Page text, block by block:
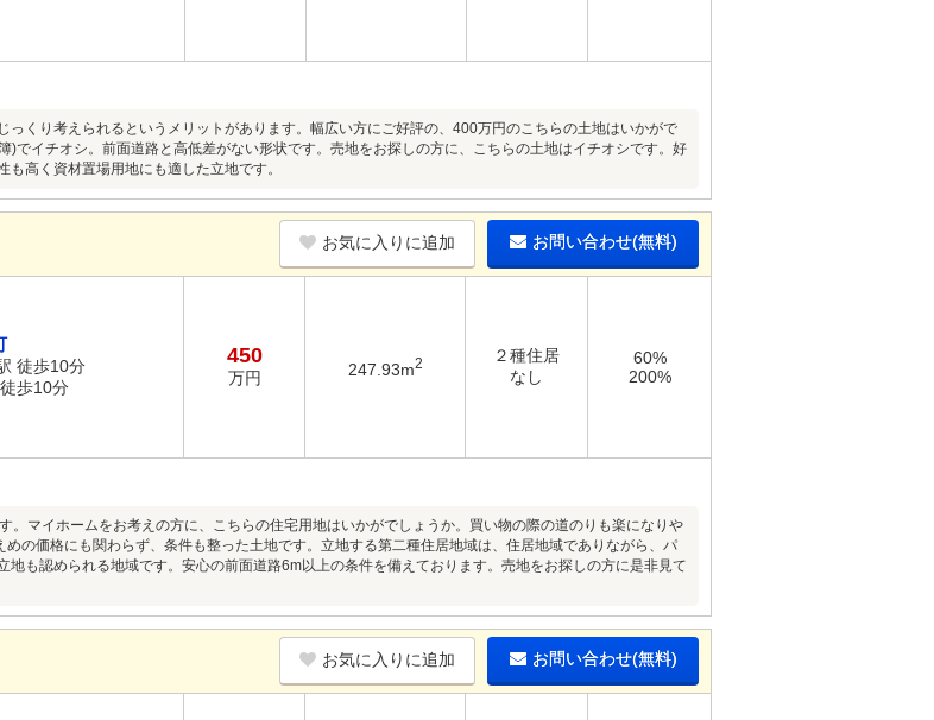
っくり考えられるというメリットがあります。幅広い方にご好評の、400万円のこちらの土地はいかがで
)でイチオシ。前面道路と高低差がない形状です。売地をお探しの方に、こちらの土地はイチオシです。好
高く資材置場用地にも適した立地です。
お気に入りに追加 お問い合わせ(無料)
徒歩10分
歩10分
450
万円 247.93m2
２種住居
なし
60%
200%
。マイホームをお考えの方に、こちらの住宅用地はいかがでしょうか。買い物の際の道のりも楽になりや
の価格にも関わらず、条件も整った土地です。立地する第二種住居地域は、住居地域でありながら、パ
地も認められる地域です。安心の前面道路6m以上の条件を備えております。売地をお探しの方に是非見て
お気に入りに追加 お問い合わせ(無料)